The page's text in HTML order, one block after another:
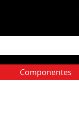
Componentes